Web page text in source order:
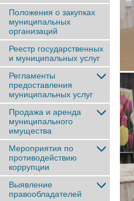
Положения о закупках
муниципальных
организаций
Реестр государственных
и муниципальных услуг
Регламенты
предоставления
муниципальных услуг
Продажа и аренда
муниципального
имущества
Мероприятия по
противодействию
коррупции
Выявление
правообладателей